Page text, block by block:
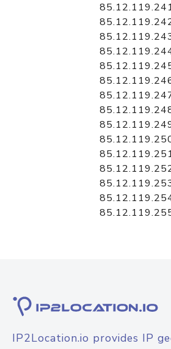
IP2Location.io provides IP